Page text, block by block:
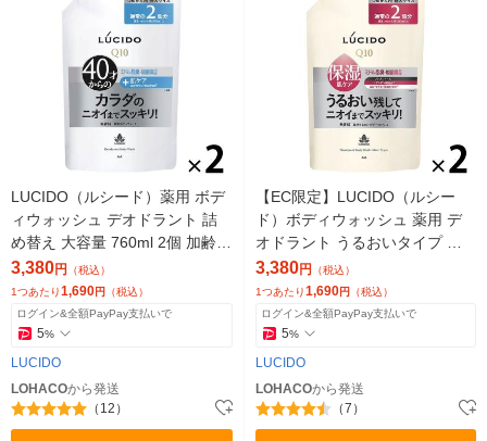
LUCIDO（ルシード）薬用 ボデ
ィウォッシュ デオドラント 詰
め替え 大容量 760ml 2個 加齢臭
対策 男性用 ボディソープ マン
ダム
3,380円
（税込）
1つあたり1,690円 （税込）
ログイン&全額PayPay支払いで
5%
LUCIDO
LOHACOから発送
（12）
【EC限定】LUCIDO（ルシー
ド）ボディウォッシュ 薬用 デ
オドラント うるおいタイプ 詰
め替え 特大 メンズ 760ml 2個
マンダム
3,380円
（税込）
1つあたり1,690円 （税込）
ログイン&全額PayPay支払いで
5%
LUCIDO
LOHACOから発送
（7）